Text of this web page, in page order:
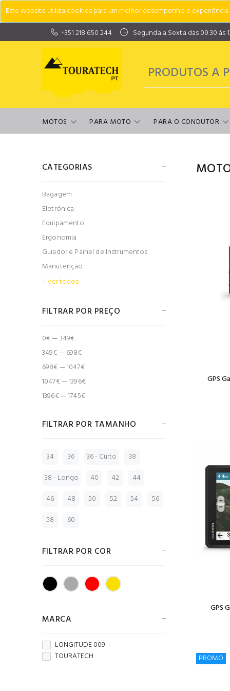
Este website utiliza cookies para um melhor desempenho e
+351 218 650 244
Segunda a Sexta das 09:30 às
MOTOS PARA MOTO PARA O CONDUTOR
CATEGORIAS
Bagagem
Eletrónica
Equipamento
Ergonomia
Guiador e Painel de Instrumentos
Manutenção
+ Ver todos
FILTRAR POR PREÇO
0€ — 349€
349€ — 698€
698€ — 1047€
1047€ — 1396€
1396€ — 1745€
FILTRAR POR TAMANHO
34 36 36 - Curto
38
38 - Longo
40 42
44
46
48 50 52 54
56
58
60
FILTRAR POR COR
MARCA
LONGITUDE 009
TOURATECH
GPS
GPS
PROMO